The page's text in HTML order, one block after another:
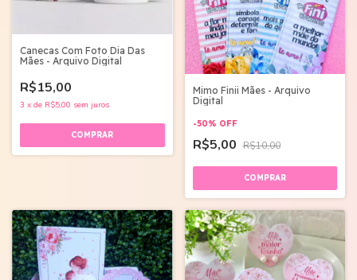
Canecas Com Foto Dia Das
Mães - Arquivo Digital
R$15,00
3 x de R$5,00 sem juros
Mimo Finii Mães - Arquivo
Digital
-50% OFF
R$5,00 R$10,00